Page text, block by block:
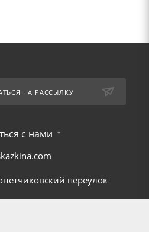
НА РАССЫЛКУ
с нами
переулок